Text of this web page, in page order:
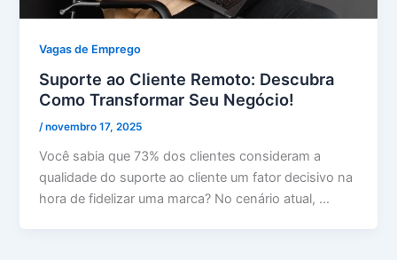
Vagas de Emprego
Suporte ao Cliente Remoto: Descubra
Como Transformar Seu Negócio!
/novembro 17, 2025
Você sabia que 73% dos clientes consideram a
qualidade do suporte ao cliente um fator decisivo na
hora de fidelizar uma marca? No cenário atual, …